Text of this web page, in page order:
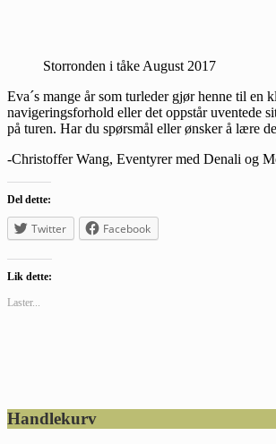
Storronden i tåke August 2017
Eva´s mange år som turleder gjør henne til
navigeringsforhold eller det oppstår uventede
på turen. Har du spørsmål eller ønsker å lære
-Christoffer Wang, Eventyrer med Denali og
Del dette:
Twitter Facebook
Lik dette:
Laster...
Footer
Handlekurv